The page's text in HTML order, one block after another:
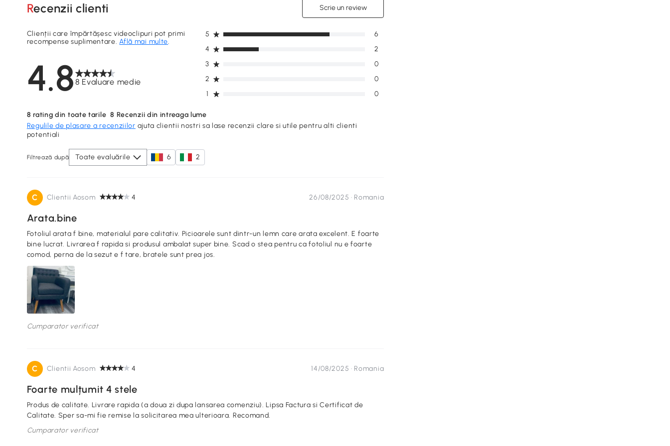
Recenzii clienti Scrie un review
4.8 8 Evaluare medie
Clienții care împărtășesc videoclipuri pot primi
recompense suplimentare.Află mai multe.
1 0
2 0
3 0
4 2
5 6
8 rating din toate tarile 8 Recenzii din intreaga lume
Regulile de plasare a recenziilor ajuta clientii nostri sa lase recenzii clare si utile pentru alti clienti
potentiali
Filtrează după Toate evaluările 6 2
C Clientii Aosom 4 26/08/2025 · Romania
Arata.bine
Fotoliul arata f bine, materialul pare calitativ. Picioarele sunt dintr-un lemn care arata excelent. E foarte
bine lucrat. Livrarea f rapida si produsul ambalat super bine. Scad o stea pentru ca fotoliul nu e foarte
comod, perna de la sezut e f tare, bratele sunt prea jos.
Cumparator verificat
C Clientii Aosom 4 14/08/2025 · Romania
Foarte mulțumit 4 stele
Produs de calitate. Livrare rapida (a doua zi dupa lansarea comenziu). Lipsa Factura si Certificat de
Calitate. Sper sa-mi fie remise la solicitarea mea ulterioara. Recomand.
Cumparator verificat